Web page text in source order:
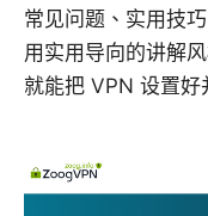
常见问题、实用技
用实用导向的讲解
就能把 VPN 设置好